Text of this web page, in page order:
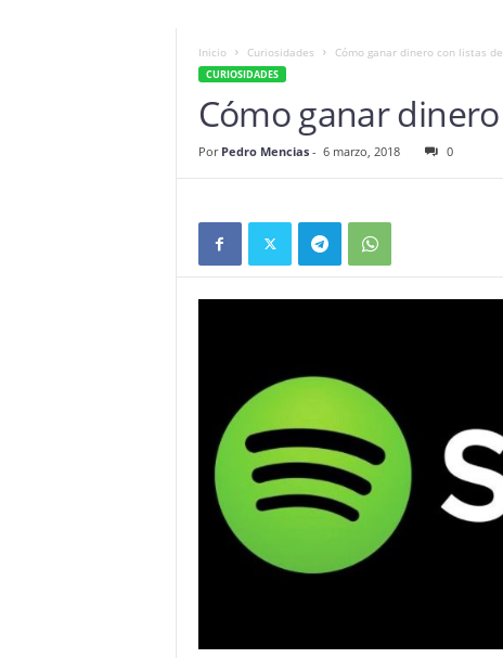
Inicio Curiosidades Cómo ganar dinero con listas
CURIOSIDADES
Cómo ganar
Por Pedro Mencias- 6 marzo, 2018 0